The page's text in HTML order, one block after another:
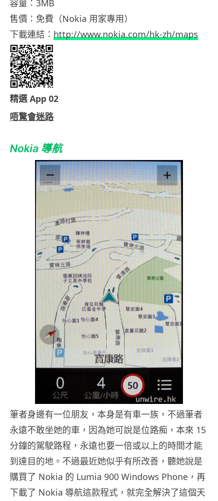
容量：3MB
售價：免費（Nokia 用家專用）
下載連結： http://www.nokia.com/hk-zh/maps
精選 App 02
唔驚會迷路
Nokia 導航
筆者身邊有一位朋友，本身是有車一族，不過筆者
永遠不敢坐她的車，因為她可說是位路痴，本來 15
分鐘的駕駛路程，永遠也要一倍或以上的時間才能
到達目的地。不過最近她似乎有所改善，聽她說是
購買了 Nokia 的 Lumia 900 Windows Phone，再
下載了 Nokia 導航這款程式，就完全解決了這個天